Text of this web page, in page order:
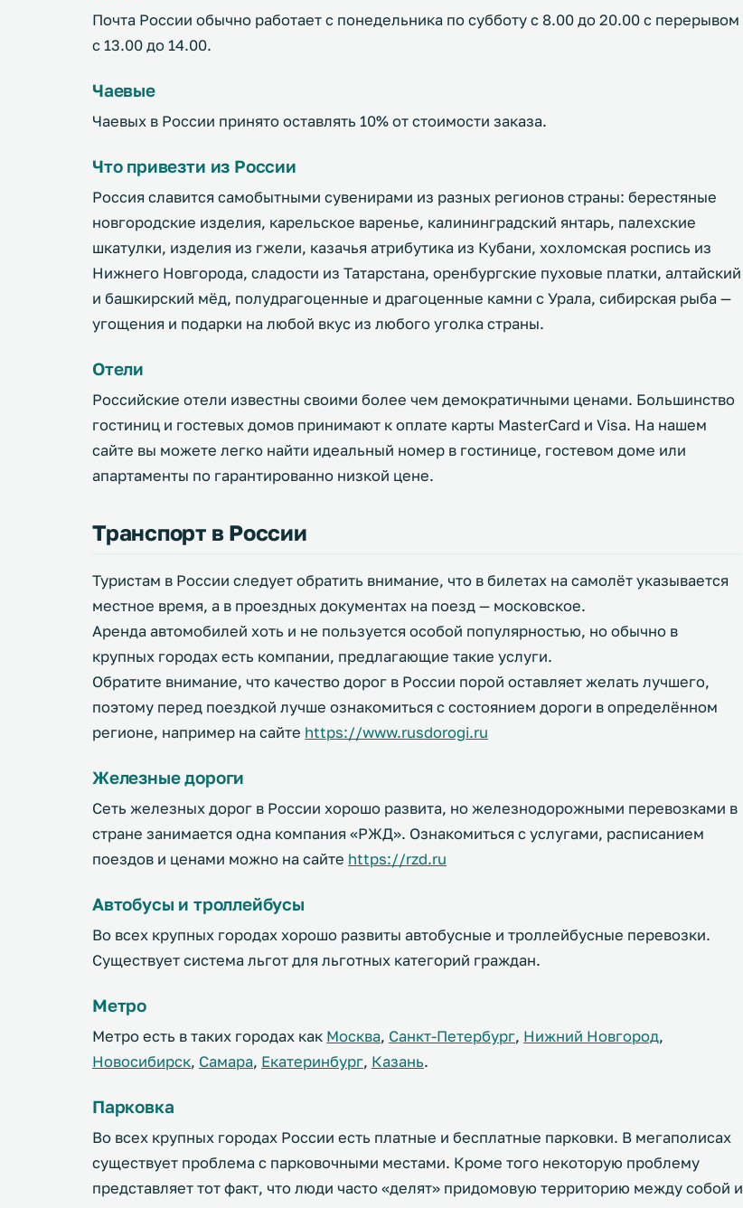
Почта России обычно работает с понедельника по субботу с 8.00 до 20.00 с перерывом
с 13.00 до 14.00.
Чаевые
Чаевых в России принято оставлять 10% от стоимости заказа.
Что привезти из России
Россия славится самобытными сувенирами из разных регионов страны: берестяные
новгородские изделия, карельское варенье, калининградский янтарь, палехские
шкатулки, изделия из гжели, казачья атрибутика из Кубани, хохломская роспись из
Нижнего Новгорода, сладости из Татарстана, оренбургские пуховые платки, алтайский
и башкирский мёд, полудрагоценные и драгоценные камни с Урала, сибирская рыба —
угощения и подарки на любой вкус из любого уголка страны.
Отели
Российские отели известны своими более чем демократичными ценами. Большинство
гостиниц и гостевых домов принимают к оплате карты MasterCard и Visa. На нашем
сайте вы можете легко найти идеальный номер в гостинице, гостевом доме или
апартаменты по гарантированно низкой цене.
Транспорт в России
Туристам в России следует обратить внимание, что в билетах на самолёт указывается
местное время, а в проездных документах на поезд — московское.
Аренда автомобилей хоть и не пользуется особой популярностью, но обычно в
крупных городах есть компании, предлагающие такие услуги.
Обратите внимание, что качество дорог в России порой оставляет желать лучшего,
поэтому перед поездкой лучше ознакомиться с состоянием дороги в определённом
регионе, например на сайте https://www.rusdorogi.ru
Железные дороги
Сеть железных дорог в России хорошо развита, но железнодорожными перевозками в
стране занимается одна компания «РЖД». Ознакомиться с услугами, расписанием
поездов и ценами можно на сайте https://rzd.ru
Автобусы и троллейбусы
Во всех крупных городах хорошо развиты автобусные и троллейбусные перевозки.
Существует система льгот для льготных категорий граждан.
Метро
Метро есть в таких городах как Москва, Санкт-Петербург, Нижний Новгород,
Новосибирск, Самара, Екатеринбург, Казань.
Парковка
Во всех крупных городах России есть платные и бесплатные парковки. В мегаполисах
существует проблема с парковочными местами. Кроме того некоторую проблему
представляет тот факт, что люди часто «делят» придомовую территорию между собой и